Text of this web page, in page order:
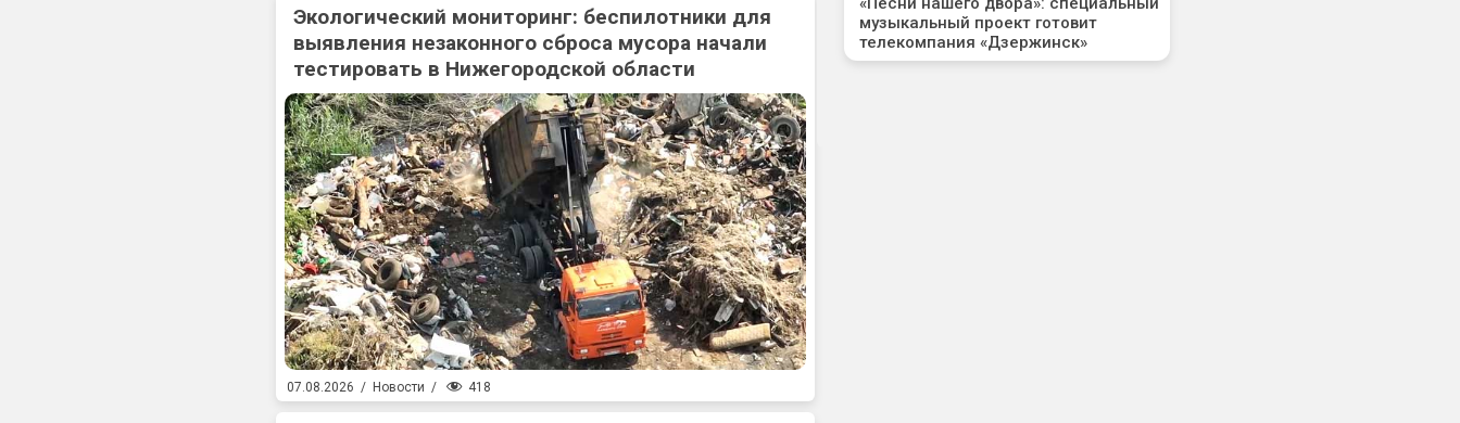
Экологический мониторинг: беспилотники для
выявления незаконного сброса мусора начали
тестировать в Нижегородской области
07.08.2026 / Новости / 418